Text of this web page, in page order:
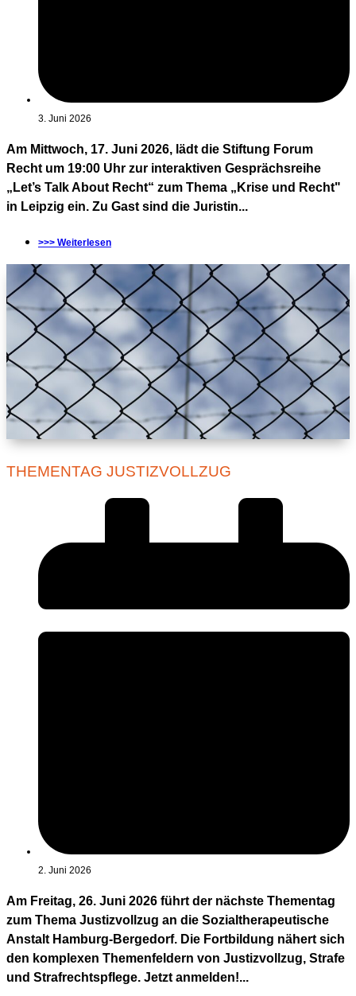
3. Juni 2026
Am Mittwoch, 17. Juni 2026, lädt die Stiftung Forum
Recht um 19:00 Uhr zur interaktiven Gesprächsreihe
„Let’s Talk About Recht“ zum Thema „Krise und Recht"
in Leipzig ein. Zu Gast sind die Juristin...
>>> Weiterlesen
THEMENTAG JUSTIZVOLLZUG
2. Juni 2026
Am Freitag, 26. Juni 2026 führt der nächste Thementag
zum Thema Justizvollzug an die Sozialtherapeutische
Anstalt Hamburg-Bergedorf. Die Fortbildung nähert sich
den komplexen Themenfeldern von Justizvollzug, Strafe
und Strafrechtspflege. Jetzt anmelden!...